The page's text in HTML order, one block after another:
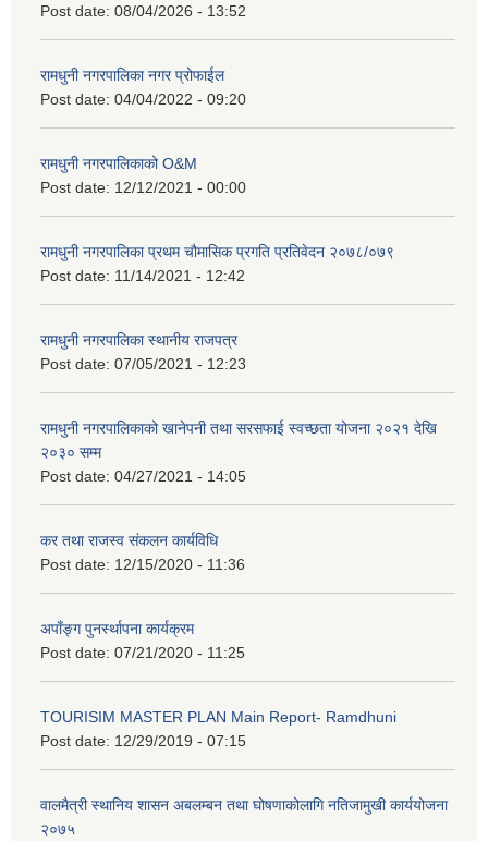
Post date: 08/04/2026 - 13:52
रामधुनी नगरपालिका नगर प्रोफाईल
Post date: 04/04/2022 - 09:20
रामधुनी नगरपालिकाको O&M
Post date: 12/12/2021 - 00:00
रामधुनी नगरपालिका प्रथम चौमासिक प्रगति प्रतिवेदन २०७८/०७९
Post date: 11/14/2021 - 12:42
रामधुनी नगरपालिका स्थानीय राजपत्र
Post date: 07/05/2021 - 12:23
रामधुनी नगरपालिकाको खानेपनी तथा सरसफाई स्वच्छता योजना २०२१ देखि
२०३० सम्म
Post date: 04/27/2021 - 14:05
कर तथा राजस्व संकलन कार्यविधि
Post date: 12/15/2020 - 11:36
अपाँङ्ग पुनर्स्थापना कार्यक्रम
Post date: 07/21/2020 - 11:25
TOURISIM MASTER PLAN Main Report- Ramdhuni
Post date: 12/29/2019 - 07:15
वालमैत्री स्थानिय शासन अबलम्बन तथा घोषणाकोलागि नतिजामुखी कार्ययोजना
२०७५